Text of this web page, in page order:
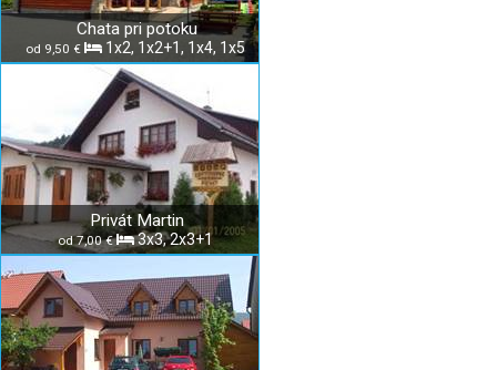
Chata pri potoku
od 9,50 € 1x2, 1x2+1, 1x4, 1x5
Privát Martin
od 7,00 € 3x3, 2x3+1